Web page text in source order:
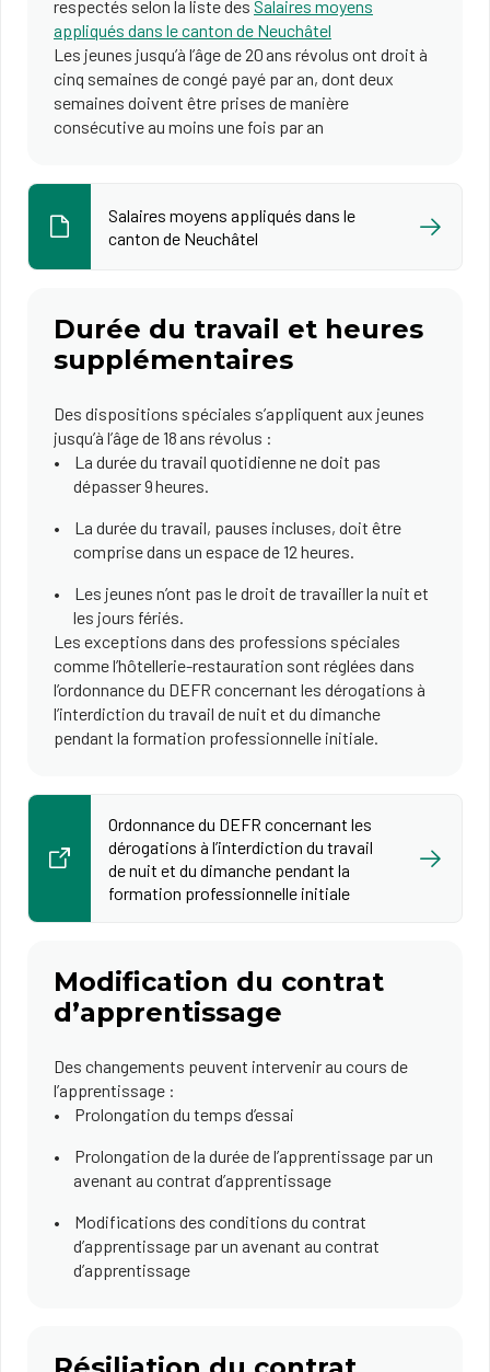
respectés selon la liste des Salaires moyens
appliqués dans le canton de Neuchâtel
Les jeunes jusqu’à l’âge de 20 ans révolus ont droit à
cinq semaines de congé payé par an, dont deux
semaines doivent être prises de manière
consécutive au moins une fois par an
Salaires moyens appliqués dans le
canton de Neuchâtel
Durée du travail et heures
supplémentaires
Des dispositions spéciales s’appliquent aux jeunes
jusqu’à l’âge de 18 ans révolus :
La durée du travail quotidienne ne doit pas
dépasser 9 heures.
La durée du travail, pauses incluses, doit être
comprise dans un espace de 12 heures.
Les jeunes n’ont pas le droit de travailler la nuit et
les jours fériés.
Les exceptions dans des professions spéciales
comme l’hôtellerie-restauration sont réglées dans
l’ordonnance du DEFR concernant les dérogations à
l’interdiction du travail de nuit et du dimanche
pendant la formation professionnelle initiale.
Ordonnance du DEFR concernant les
dérogations à l’interdiction du travail
de nuit et du dimanche pendant la
formation professionnelle initiale
Modification du contrat
d’apprentissage
Des changements peuvent intervenir au cours de
l’apprentissage :
Prolongation du temps d’essai
Prolongation de la durée de l’apprentissage par un
avenant au contrat d’apprentissage
Modifications des conditions du contrat
d’apprentissage par un avenant au contrat
d’apprentissage